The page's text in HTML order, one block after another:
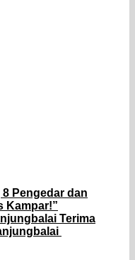
8 Pengedar dan
Kampar!”
Terima